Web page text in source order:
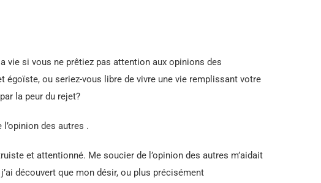
vie si vous ne prêtiez pas attention aux opinions des
égoïste, ou seriez-vous libre de vivre une vie remplissant votre
la peur du rejet?
des autres .
et attentionné. Me soucier de l’opinion des autres m’aidait
découvert que mon désir, ou plus précisément